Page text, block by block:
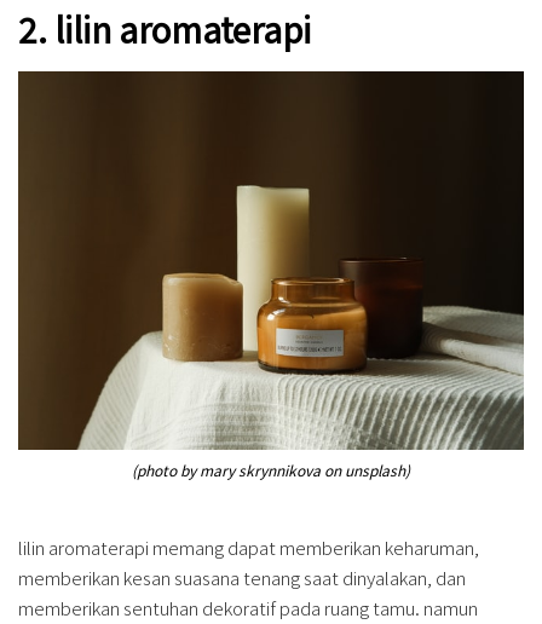
2. lilin aromaterapi
(photo by mary skrynnikova on unsplash)
lilin aromaterapi memang dapat memberikan keharuman,
memberikan kesan suasana tenang saat dinyalakan, dan
memberikan sentuhan dekoratif pada ruang tamu. namun